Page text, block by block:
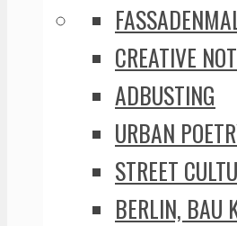
CREATIVE
ADBUSTING
URBAN
STREET
BERLIN, BAU